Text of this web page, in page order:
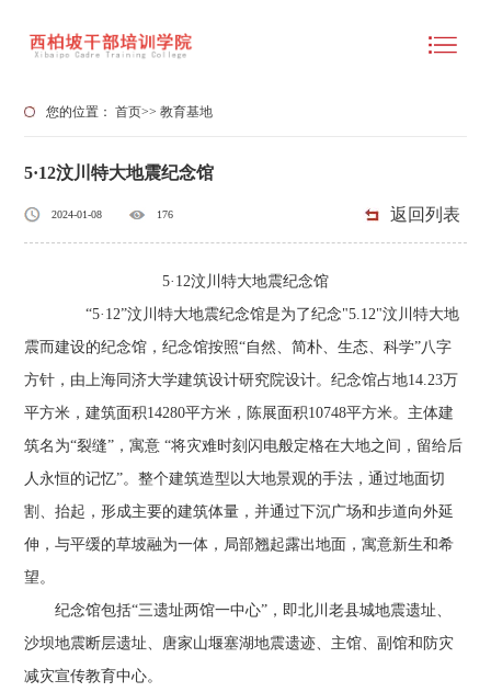
您的位置：首页>>教育基地
5·12汶川特大地震纪念馆
2024-01-08 176 返回列表
5·12汶川特大地震纪念馆
“5·12”汶川特大地震纪念馆是为了纪念"5.12"汶川特大地
震而建设的纪念馆，纪念馆按照“自然、简朴、生态、科学”八字
方针，由上海同济大学建筑设计研究院设计。纪念馆占地14.23万
平方米，建筑面积14280平方米，陈展面积10748平方米。主体建
筑名为“裂缝”，寓意 “将灾难时刻闪电般定格在大地之间，留给后
人永恒的记忆”。整个建筑造型以大地景观的手法，通过地面切
割、抬起，形成主要的建筑体量，并通过下沉广场和步道向外延
伸，与平缓的草坡融为一体，局部翘起露出地面，寓意新生和希
望。
纪念馆包括“三遗址两馆一中心”，即北川老县城地震遗址、
沙坝地震断层遗址、唐家山堰塞湖地震遗迹、主馆、副馆和防灾
减灾宣传教育中心。